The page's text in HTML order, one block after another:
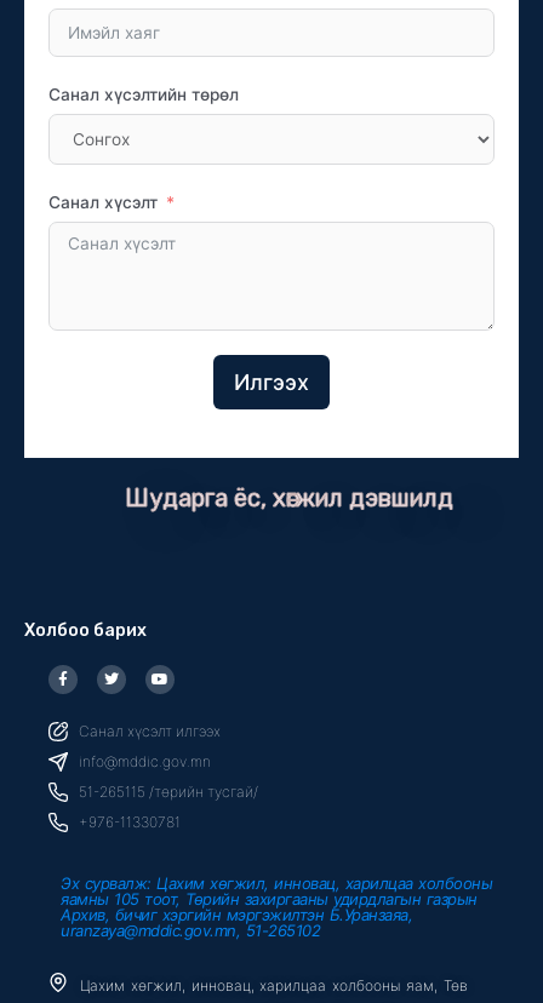
Санал хүсэлтийн төрөл
Санал хүсэлт
Илгээх
Шударга ёс, хөгжил дэвшилд
Холбоо барих
F
a
c
b
o
o
k
f
T
w
i
t
r
Y
o
u
u
e
Санал хүсэлт илгээх
info@mddic.gov.mn
51-265115 /төрийн тусгай/
+976-11330781
Эх сурвалж: Цахим хөгжил, инновац, харилцаа холбооны
яамны 105 тоот, Төрийн захиргааны удирдлагын газрын
Архив, бичиг хэргийн мэргэжилтэн Б.Уранзаяа,
uranzaya@mddic.gov.mn, 51-265102
Цахим хөгжил, инновац, харилцаа холбооны яам, Төв